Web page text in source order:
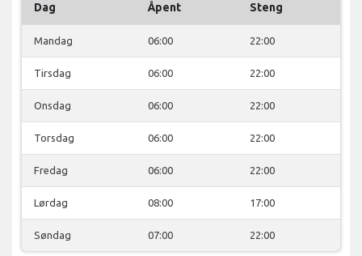
Dag Åpent Steng
Mandag 06:00 22:00
Tirsdag 06:00 22:00
Onsdag 06:00 22:00
Torsdag 06:00 22:00
Fredag 06:00 22:00
Lørdag 08:00 17:00
Søndag 07:00 22:00